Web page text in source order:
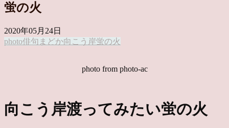
蛍の火
2020年05月24日
photo俳句 まどか向こう岸蛍の火
photo from photo-ac
向こう岸渡ってみたい蛍の火